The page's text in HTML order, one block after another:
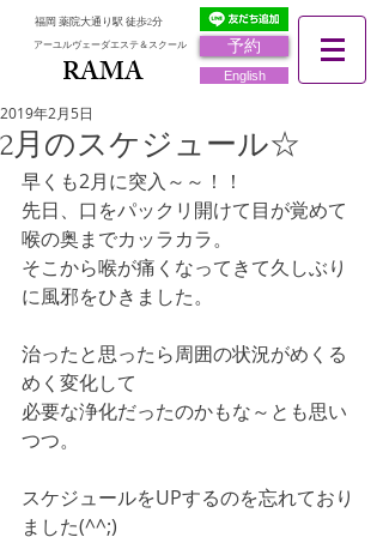
予約
福岡 薬院大通り駅 徒歩2分
アーユルヴェーダエステ＆スクール
RAMA English
2月のスケジュール☆
2019年2月5日
早くも2月に突入～～！！
先日、口をパックリ開けて目が覚めて
喉の奥までカッラカラ。
そこから喉が痛くなってきて久しぶり
に風邪をひきました。
治ったと思ったら周囲の状況がめくる
めく変化して
必要な浄化だったのかもな～とも思い
つつ。
スケジュールをUPするのを忘れており
ました(^^;)